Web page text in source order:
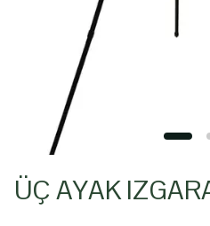
ÜÇ AYAK